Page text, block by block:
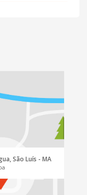
São Luís - MA